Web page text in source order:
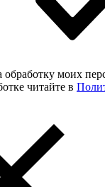
обработку моих
читайте в